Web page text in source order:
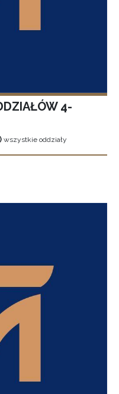
4-
wszystkie oddziały